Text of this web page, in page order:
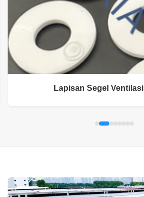
Lapisan Segel Ventilasi